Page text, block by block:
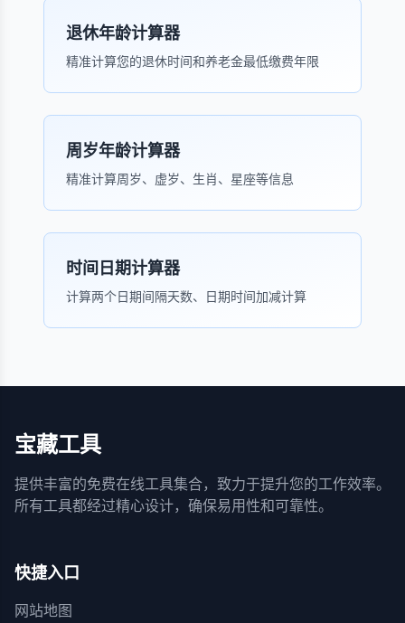
退休年龄计算器
精准计算您的退休时间和养老金最低缴费年限
周岁年龄计算器
精准计算周岁、虚岁、生肖、星座等信息
时间日期计算器
计算两个日期间隔天数、日期时间加减计算
宝藏工具
提供丰富的免费在线工具集合，致力于提升您的工作效率。
所有工具都经过精心设计，确保易用性和可靠性。
快捷入口
网站地图